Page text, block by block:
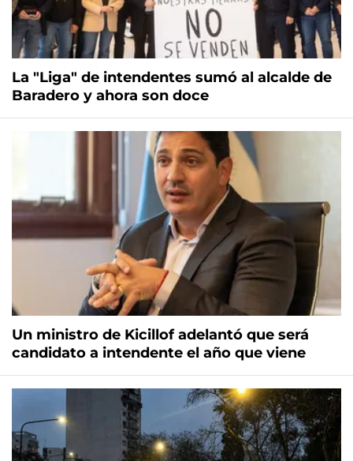
La "Liga" de intendentes sumó al alcalde de
Baradero y ahora son doce
Un ministro de Kicillof adelantó que será
candidato a intendente el año que viene